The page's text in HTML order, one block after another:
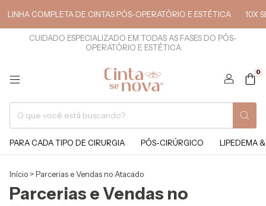
LINHA COMPLETA DE CINTAS PÓS-OPERATÓRIO E ESTÉTICA 10X
CUIDADO ESPECIALIZADO EM TODAS AS FASES DO PÓS-
OPERATÓRIO E ESTÉTICA
0
PARA CADA TIPO DE CIRURGIA PÓS-CIRÚRGICO LIPEDEMA
Início >Parcerias e Vendas no Atacado
Parcerias e Vendas no